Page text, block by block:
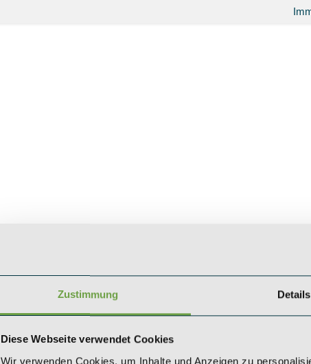
Zustimmung Details
Diese Webseite verwendet Cookies
Wir verwenden Cookies, um Inhalte und Anzeigen zu